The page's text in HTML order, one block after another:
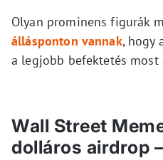
Olyan prominens figurák
állásponton vannak, hogy
a legjobb befektetés most
Wall Street
dolláros airdrop